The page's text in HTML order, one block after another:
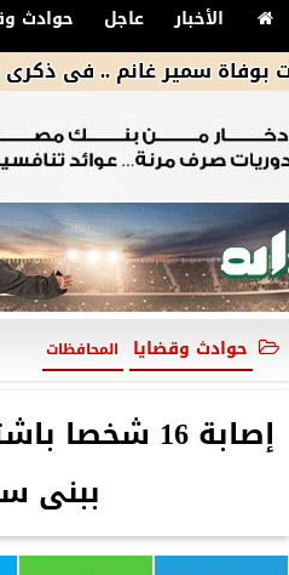
الأخبار عاجل حوادث
غانم .. فى ذكرى رحلها الـ 5
حوادث وقضايا المحافظات
إصابة 16
ببنى